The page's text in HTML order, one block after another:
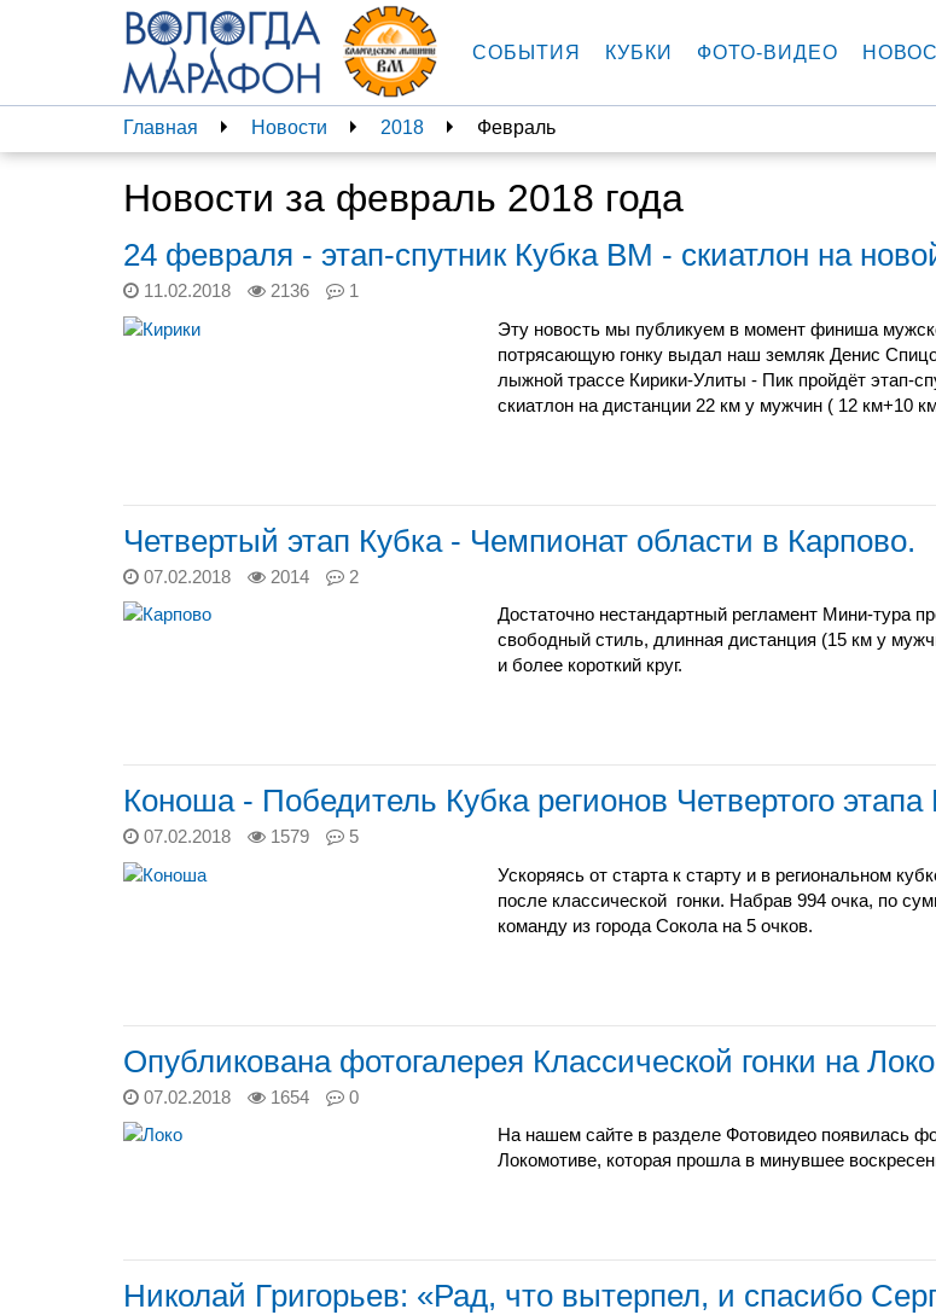
СОБЫТИЯ КУБКИ ФОТО-ВИДЕО
Главная Новости 2018 Февраль
Новости за февраль 2018 года
24 февраля - этап-спутник Кубка ВМ - скиатлон на
11.02.2018 2136
1
Эту новость мы публикуем в момент финиша
потрясающую гонку выдал наш земляк Денис
лыжной трассе Кирики-Улиты - Пик пройдёт этап-
скиатлон на дистанции 22 км у мужчин ( 12 км+10
Четвертый этап Кубка - Чемпионат области в Карпово.
07.02.2018 2014
2
Достаточно нестандартный регламент Мини-тура
свободный стиль, длинная дистанция (15 км у
и более короткий круг.
Коноша - Победитель Кубка регионов Четвертого
07.02.2018 1579
5
Ускоряясь от старта к старту и в региональном
после классической гонки. Набрав 994 очка, по
команду из города Сокола на 5 очков.
Опубликована фотогалерея Классической гонки на
07.02.2018 1654
0
На нашем сайте в разделе Фотовидео появилась
Локомотиве, которая прошла в минувшее
Николай Григорьев: «Рад, что вытерпел, и спасибо